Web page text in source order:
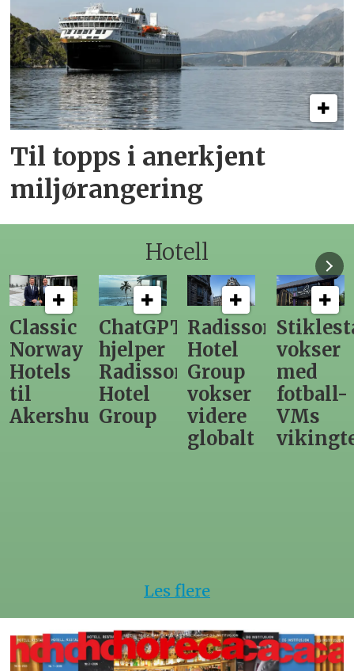
Til topps i anerkjent
miljørangering
Hotell
ChatGPT
hjelper
Radisson
Hotel
Group
Radisson
Hotel
Group
vokser
videre
Stiklestad
vokser
med
fotball-
VMs
vikingtematikk
Fra
direktør
til
nytt
Les flere